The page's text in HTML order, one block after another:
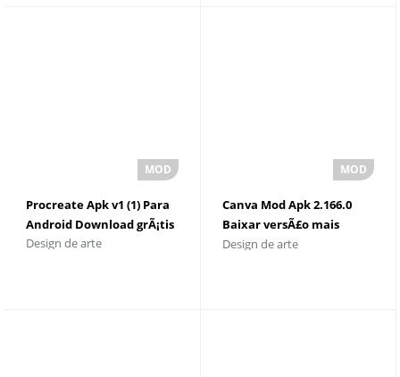
Procreate Apk v1 (1) Para
Android Download grÃ¡tis
Design de arte
Canva Mod Apk 2.166.0
Baixar versÃ£o mais
recente 2023
Design de arte